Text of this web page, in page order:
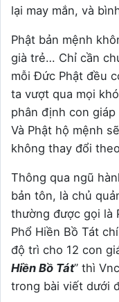
lại may mắn, và
Phật bản mệnh
già trẻ… Chỉ cần
mỗi Đức Phật đều
ta vượt qua mọi
phân định con
Và Phật hộ mệnh
không thay đổi
Thông qua ngũ
bản tôn, là chủ
thường được gọi là
Phổ Hiền Bồ Tát
độ trì cho 12 con
Hiền Bồ Tát” thì
trong bài viết dưới